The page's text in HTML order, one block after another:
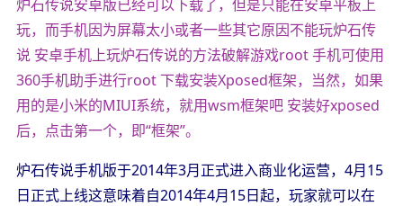
炉石传说安卓版已经可以下载了，但是只能在安卓平板上
玩，而手机因为屏幕太小或者一些其它原因不能玩炉石传
说 安卓手机上玩炉石传说的方法破解游戏root 手机可使用
360手机助手进行root 下载安装Xposed框架，当然，如果
用的是小米的MIUI系统，就用wsm框架吧 安装好xposed
后，点击第一个，即“框架”。
炉石传说手机版于2014年3月正式进入商业化运营，4月15
日正式上线这意味着自2014年4月15日起，玩家就可以在